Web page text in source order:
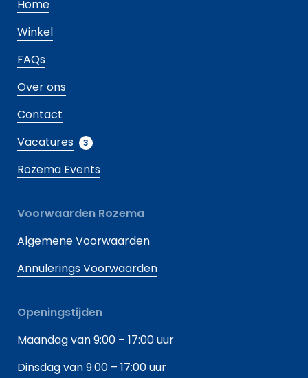
Home
Winkel
FAQs
Over ons
Contact
Vacatures
3
Rozema Events
Voorwaarden Rozema
Algemene Voorwaarden
Annulerings Voorwaarden
Openingstijden
Maandag van 9:00 – 17:00 uur
Dinsdag van 9:00 – 17:00 uur